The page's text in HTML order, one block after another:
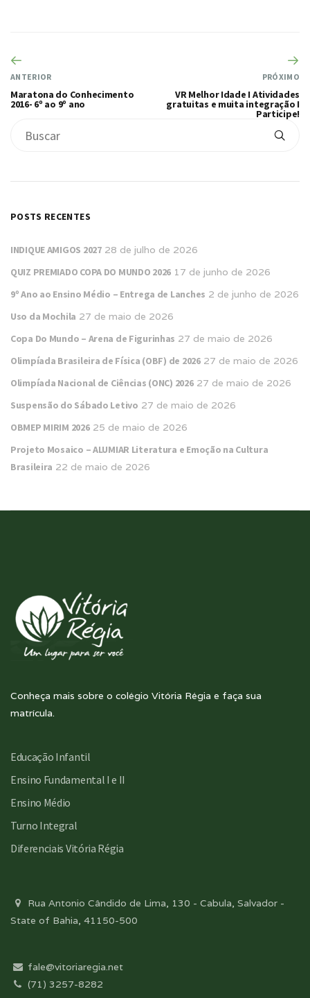
ANTERIOR
Maratona do Conhecimento
2016- 6º ao 9º ano
PRÓXIMO
VR Melhor Idade I Atividades
gratuitas e muita integração I
Participe!
POSTS RECENTES
INDIQUE AMIGOS 2027 28 de julho de 2026
QUIZ PREMIADO COPA DO MUNDO 2026 17 de junho de 2026
9º Ano ao Ensino Médio – Entrega de Lanches 2 de junho de 2026
Uso da Mochila 27 de maio de 2026
Copa Do Mundo – Arena de Figurinhas 27 de maio de 2026
Olimpíada Brasileira de Física (OBF) de 2026 27 de maio de 2026
Olimpíada Nacional de Ciências (ONC) 2026 27 de maio de 2026
Suspensão do Sábado Letivo 27 de maio de 2026
OBMEP MIRIM 2026 25 de maio de 2026
Projeto Mosaico – ALUMIAR Literatura e Emoção na Cultura
Brasileira 22 de maio de 2026
Conheça mais sobre o colégio Vitória Régia e faça sua
matrícula.
Educação Infantil
Ensino Fundamental I e II
Ensino Médio
Turno Integral
Diferenciais Vitória Régia
Rua Antonio Cândido de Lima, 130 - Cabula, Salvador -
State of Bahia, 41150-500
fale@vitoriaregia.net
(71) 3257-8282